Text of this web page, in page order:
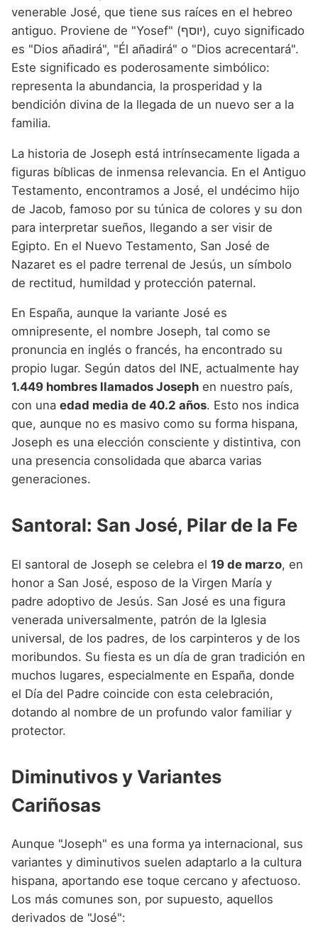
Nombres de niño que empiezan por P
Nombres de niño que empiezan por Q
Nombres de niño que empiezan por R
Nombres de niño que empiezan por S
Nombres de niño que empiezan por V
Nombres de niño que empiezan por W
Nombres de niño que empiezan por X
Nombres de niño que empiezan por Y
Nombres de niño que empiezan por Z
Nombres de Niño Valencianos
Nombres de Niño Vascos
Nombres de Niño Rumanos
Nombres de Niño Rusos
Nombres de Niño Suecos
venerable José, que tiene sus raíces en el hebreo
antiguo. Proviene de "Yosef" (יוסף), cuyo significado
es "Dios añadirá", "Él añadirá" o "Dios acrecentará".
Este significado es poderosamente simbólico:
representa la abundancia, la prosperidad y la
bendición divina de la llegada de un nuevo ser a la
familia.
La historia de Joseph está intrínsecamente ligada a
figuras bíblicas de inmensa relevancia. En el Antiguo
Testamento, encontramos a José, el undécimo hijo
de Jacob, famoso por su túnica de colores y su don
para interpretar sueños, llegando a ser visir de
Egipto. En el Nuevo Testamento, San José de
Nazaret es el padre terrenal de Jesús, un símbolo
de rectitud, humildad y protección paternal.
En España, aunque la variante José es
omnipresente, el nombre Joseph, tal como se
pronuncia en inglés o francés, ha encontrado su
propio lugar. Según datos del INE, actualmente hay
1.449 hombres llamados Joseph en nuestro país,
con una edad media de 40.2 años. Esto nos indica
que, aunque no es masivo como su forma hispana,
Joseph es una elección consciente y distintiva, con
una presencia consolidada que abarca varias
generaciones.
Santoral: San José, Pilar de la Fe
El santoral de Joseph se celebra el 19 de marzo, en
honor a San José, esposo de la Virgen María y
padre adoptivo de Jesús. San José es una figura
venerada universalmente, patrón de la Iglesia
universal, de los padres, de los carpinteros y de los
moribundos. Su fiesta es un día de gran tradición en
muchos lugares, especialmente en España, donde
el Día del Padre coincide con esta celebración,
dotando al nombre de un profundo valor familiar y
protector.
Diminutivos y Variantes
Cariñosas
Aunque "Joseph" es una forma ya internacional, sus
variantes y diminutivos suelen adaptarlo a la cultura
hispana, aportando ese toque cercano y afectuoso.
Los más comunes son, por supuesto, aquellos
derivados de "José":